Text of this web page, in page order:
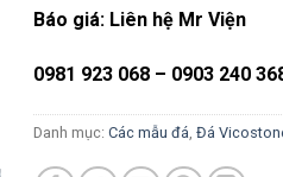
Báo giá: Liên hệ Mr Viện
0981 923 068 – 0903 240
Danh mục: Các mẫu đá Đá